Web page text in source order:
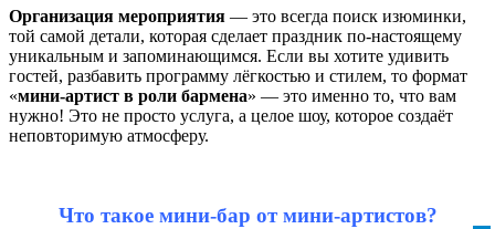
Организация мероприятия — это всегда поиск изюминки,
той самой детали, которая сделает праздник по-настоящему
уникальным и запоминающимся. Если вы хотите удивить
гостей, разбавить программу лёгкостью и стилем, то формат
«мини-артист в роли бармена» — это именно то, что вам
нужно! Это не просто услуга, а целое шоу, которое создаёт
неповторимую атмосферу.
Что такое мини-бар от мини-артистов?